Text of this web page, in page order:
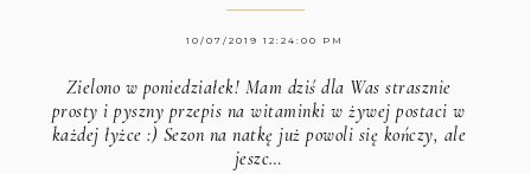
10/07/2019 12:24:00 PM
Zielono w poniedziałek! Mam dziś dla Was strasznie
prosty i pyszny przepis na witaminki w żywej postaci w
każdej łyżce :) Sezon na natkę już powoli się kończy, ale
jeszc…